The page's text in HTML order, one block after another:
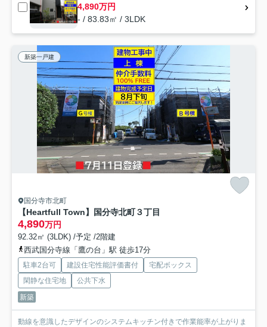
4,890万円
- / 83.83㎡ / 3LDK
新築一戸建
国分寺市北町
【Heartfull Town】国分寺北町３丁目
4,890万円
92.32㎡ (3LDK) /予定 /2階建
西武国分寺線「鷹の台」駅 徒歩17分
駐車2台可 建設住宅性能評価書付
宅配ボックス
閑静な住宅地
公共下水
新築
動線を意識したデザインのシステムキッチン付きで作業能率が上がりま